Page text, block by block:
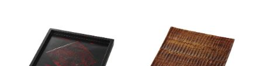
ポット 急須
マグカップ 蓋付マグ